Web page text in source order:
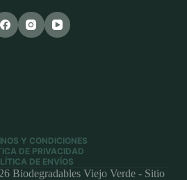
Y CONDICIONES
DE PRIVACIDAD
DE ENVÍOS
Biodegradables Viejo Verde - Sitio